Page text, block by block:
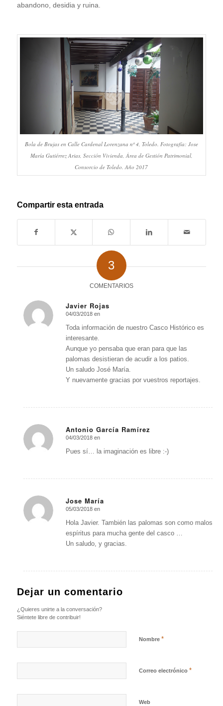
abandono, desidia y ruina.
Bola de Brujas en Calle Cardenal Lorenzana nº 4, Toledo. Fotografía: Jose
María Gutiérrez Arias, Sección Vivienda, Área de Gestión Patrimonial,
Consorcio de Toledo. Año 2017
Compartir esta entrada
3
COMENTARIOS
Javier Rojas
Dice:
04/03/2018 en
Toda información de nuestro Casco Histórico es
interesante.
Aunque yo pensaba que eran para que las
palomas desistieran de acudir a los patios.
Un saludo José María.
Y nuevamente gracias por vuestros reportajes.
Antonio García Ramírez
Dice:
04/03/2018 en
Pues sí… la imaginación es libre :-)
Jose María
Dice:
05/03/2018 en
Hola Javier. También las palomas son como malos
espíritus para mucha gente del casco …
Un saludo, y gracias.
Dejar un comentario
¿Quieres unirte a la conversación?
Siéntete libre de contribuir!
Nombre *
Correo electrónico *
Web